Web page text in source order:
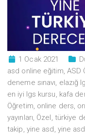
1 Ocak 2021
asd online eğitim, ASD
deneme sınavı, elazığ
en iyi lgs kursu, kafa
Öğretim, online ders,
yayınları, Özel, türkiye
takip, yine asd, yine